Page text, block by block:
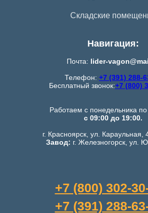
+7 (800) 302-
Почта: lider-
Телефон: +7 (391) 288-
Бесплатный звонок:+7 (800)
Работаем с понедельника по
с 09:00 до 19:00.
г. Красноярск, ул.
Завод: г. Железногорск, ул.
Навигация:
Складские
+7 (391) 288-